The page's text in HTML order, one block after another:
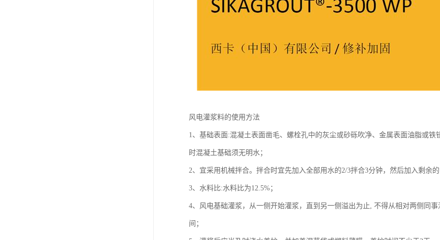
风电灌浆料的使用方法
1、基础表面:混凝土表面凿毛、螺栓孔中的灰尘或砂砾吹净、金属表面油脂或
时混凝土基础须无明水；
2、宜采用机械拌合。拌合时宜先加入全部用水的2/3拌合3分钟，然后加入剩余
3、水料比:水料比为12.5%；
4、风电基础灌浆，从一侧开始灌浆，直到另一侧溢出为止, 不得从相对两侧同
间；